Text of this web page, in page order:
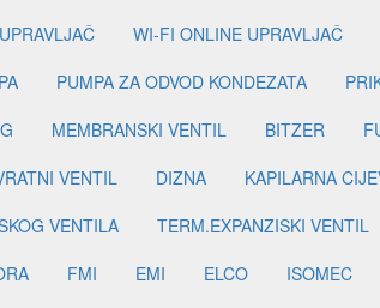
WI-FI ONLINE UPRAVLJAČ
PUMPA ZA ODVOD KONDEZATA
MEMBRANSKI VENTIL BITZER
VENTIL DIZNA KAPILARNA
VENTILA
TERM.EXPANZISKI VENTIL
FMI EMI ELCO ISOMEC